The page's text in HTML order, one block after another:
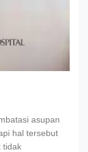
asupan
hal tersebut
tidak